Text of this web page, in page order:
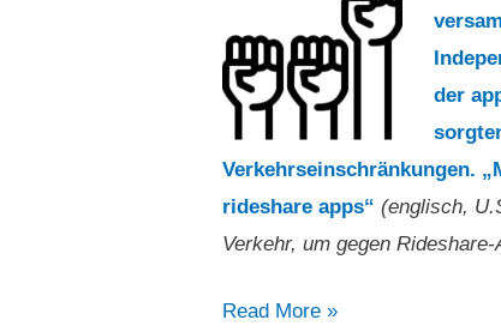
der
Verkehrseinschränkungen.
rideshare apps“ (englisch,
Verkehr, um gegen
Mexikanische
Read More »